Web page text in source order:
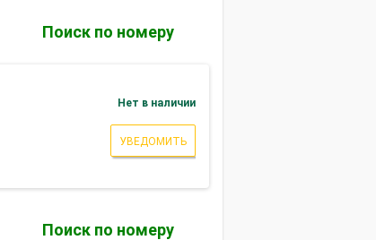
Поиск по номеру
Нет в наличии
УВЕДОМИТЬ
Поиск по номеру